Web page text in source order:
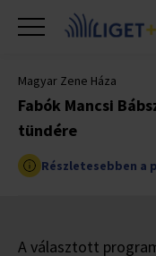
Magyar Zene Háza
Fabók Mancsi
tündére
Részletesebben a
A választott